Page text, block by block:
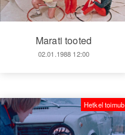
Marati tooted
02.01.1988 12:00
Hetkel toimub